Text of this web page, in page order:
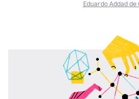
Eduardo Addad